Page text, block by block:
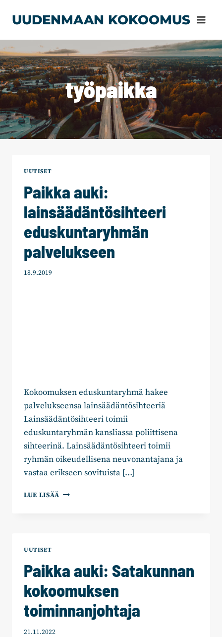
sisältöön
UUDENMAAN KOKOOMUS
työpaikka
UUTISET
Paikka auki:
lainsäädäntösihteeri
eduskuntaryhmän
palvelukseen
18.9.2019
Kokoomuksen eduskuntaryhmä hakee
palvelukseensa lainsäädäntösihteeriä
Lainsäädäntösihteeri toimii
eduskuntaryhmän kansliassa poliittisena
sihteerinä. Lainsäädäntösihteeri toimii
ryhmän oikeudellisena neuvonantajana ja
vastaa erikseen sovituista […]
LUE LISÄÄ PAIKKA
UUTISET
Paikka auki: Satakunnan
kokoomuksen
toiminnanjohtaja
21.11.2022